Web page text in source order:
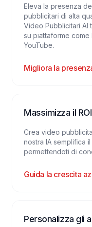
Eleva la presenza
pubblicitari di alta
Video Pubblicitari AI
su piattaforme
YouTube.
Migliora la
Massimizza il
Crea video
nostra IA semplifica
permettendoti di
Guida la crescita
Personalizza gli